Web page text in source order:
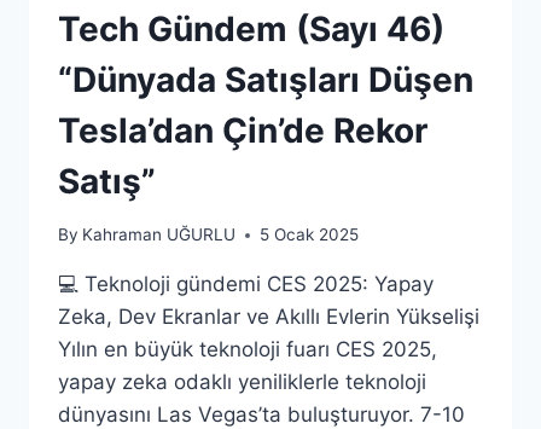
Tech Gündem (Sayı 46)
“Dünyada Satışları Düşen
Tesla’dan Çin’de Rekor
Satış”
By Kahraman UĞURLU 5 Ocak 2025
💻 Teknoloji gündemi CES 2025: Yapay
Zeka, Dev Ekranlar ve Akıllı Evlerin Yükselişi
Yılın en büyük teknoloji fuarı CES 2025,
yapay zeka odaklı yeniliklerle teknoloji
dünyasını Las Vegas’ta buluşturuyor. 7-10